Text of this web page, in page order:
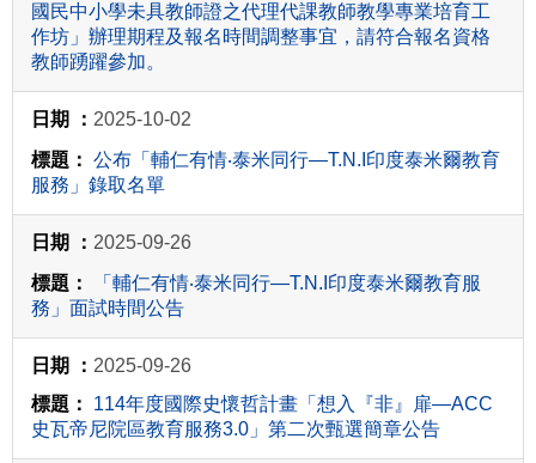
國民中小學未具教師證之代理代課教師教學專業培育工
作坊」辦理期程及報名時間調整事宜，請符合報名資格
教師踴躍參加。
2025-10-02
公布「輔仁有情‧泰米同行—T.N.I印度泰米爾教育
服務」錄取名單
2025-09-26
「輔仁有情‧泰米同行—T.N.I印度泰米爾教育服
務」面試時間公告
2025-09-26
114年度國際史懷哲計畫「想入『非』扉—ACC
史瓦帝尼院區教育服務3.0」第二次甄選簡章公告